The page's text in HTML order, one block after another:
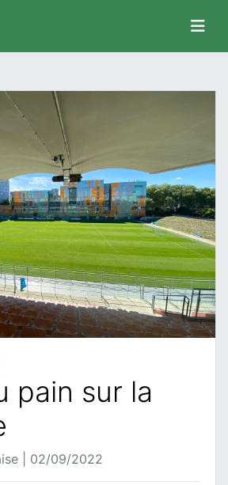
pain sur la
| 02/09/2022